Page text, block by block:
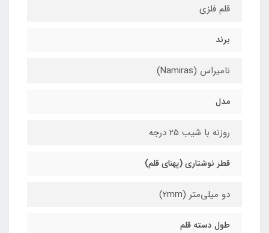
قلم فلزی
برند
نامیراس (Namiras)
مدل
روزنه با شیب 25 درجه
قطر نوشتاری (پهنای قلم)
دو میلی‌متر (۲mm)
طول دسته قلم